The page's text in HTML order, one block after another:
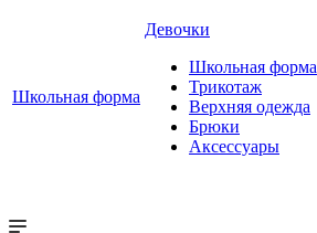
Школьная форма
Девочки
Школьная форма
Трикотаж
Верхняя одежда
Брюки
Аксессуары